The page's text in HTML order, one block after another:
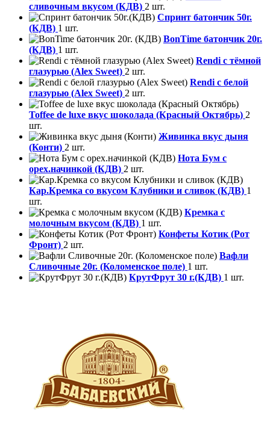
сливочным вкусом (КДВ) 2 шт.
Спринт батончик 50г.
(КДВ) 1 шт.
BonTime батончик 20г.
(КДВ) 1 шт.
Rendi с тёмной
глазурью (Alex Sweet) 2 шт.
Rendi с белой
глазурью (Alex Sweet) 2 шт.
Toffee de luxe вкус шоколада (Красный Октябрь) 2
шт.
Живинка вкус дыня
(Конти) 2 шт.
Нота Бум с
орех.начинкой (КДВ) 2 шт.
Кар.Кремка со вкусом Клубники и сливок (КДВ) 1
шт.
Кремка с
молочным вкусом (КДВ) 1 шт.
Конфеты Котик (Рот
Фронт) 2 шт.
Вафли
Сливочные 20г. (Коломенское поле) 1 шт.
КрутФрут 30 г.(КДВ) 1 шт.